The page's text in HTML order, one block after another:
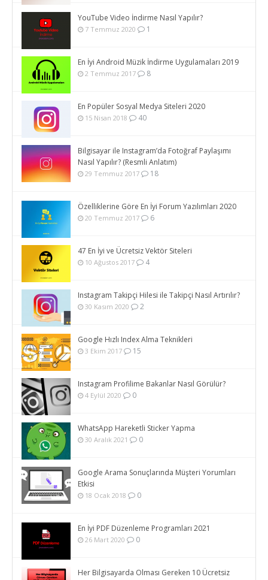
YouTube Video İndirme Nasıl Yapılır?
7 Temmuz 2020 1
En İyi Android Müzik İndirme Uygulamaları 2019
2 Temmuz 2017 8
En Popüler Sosyal Medya Siteleri 2020
15 Nisan 2018 40
Bilgisayar ile Instagram’da Fotoğraf Paylaşımı
Nasıl Yapılır? (Resmli Anlatım)
29 Temmuz 2017 18
Özelliklerine Göre En İyi Forum Yazılımları 2020
20 Temmuz 2017 6
47 En İyi ve Ücretsiz Vektör Siteleri
10 Ağustos 2017 4
Instagram Takipçi Hilesi ile Takipçi Nasıl Artırılır?
30 Kasım 2020 2
Google Hızlı Index Alma Teknikleri
3 Ekim 2017 15
Instagram Profilime Bakanlar Nasıl Görülür?
4 Eylül 2020 0
WhatsApp Hareketli Sticker Yapma
30 Aralık 2021 0
Google Arama Sonuçlarında Müşteri Yorumları
Etkisi
18 Ocak 2018 0
En İyi PDF Düzenleme Programları 2021
26 Mart 2020 0
Her Bilgisayarda Olması Gereken 10 Ücretsiz